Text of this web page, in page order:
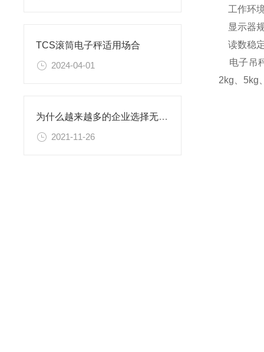
TCS滚筒电子秤适用场合
2024-04-01
为什么越来越多的企业选择无人值守称重系统
2021-11-26
工作环
显示器
读数稳
电子吊
2kg、5kg